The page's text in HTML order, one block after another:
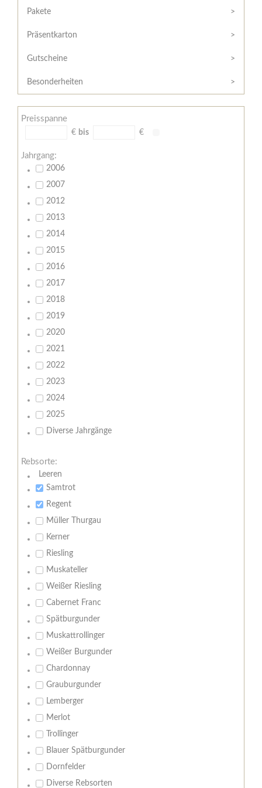
/
Widerrufsformular
AGB
und
Zahlungsbedingungen
Meine
Bestellung
Pakete
Präsentkarton
Gutscheine
Besonderheiten
Preisspanne
€ bis €
Jahrgang:
2006
2007
2012
2013
2014
2015
2016
2017
2018
2019
2020
2021
2022
2023
2024
2025
Diverse Jahrgänge
Rebsorte:
Leeren
Samtrot
Regent
Müller Thurgau
Kerner
Riesling
Muskateller
Weißer Riesling
Cabernet Franc
Spätburgunder
Muskattrollinger
Weißer Burgunder
Chardonnay
Grauburgunder
Lemberger
Merlot
Trollinger
Blauer Spätburgunder
Dornfelder
Diverse Rebsorten